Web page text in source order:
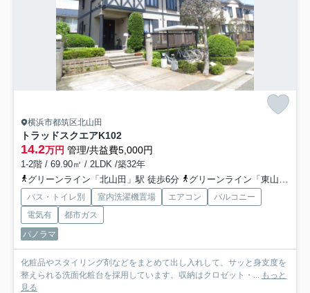
横浜市都筑区北山田
トラッドスクエアK102
14.2万円 管理/共益費5,000円
1-2階 / 69.90㎡ / 2LDK /築32年
グリーンライン「北山田」駅 徒歩6分
グリーンライン「東山田」駅 徒歩16分
バス・トイレ別 室内洗濯機置場 エアコン
バルコニー
電気有
都市ガス
パノラマ
化粧品やスタイリング剤などをまとめて出し入れして、サッと身支度を
整えられる洗面化粧台を採用しています。収納はクロゼット・...
もっと
見る